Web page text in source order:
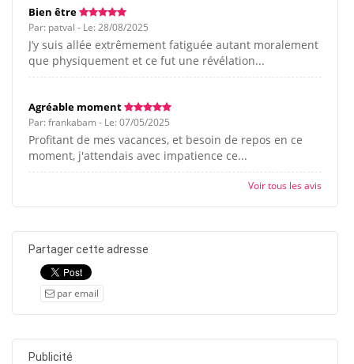
Bien être
Par: patval - Le: 28/08/2025
J’y suis allée extrêmement fatiguée autant moralement
que physiquement et ce fut une révélation...
Agréable moment
Par: frankabam - Le: 07/05/2025
Profitant de mes vacances, et besoin de repos en ce
moment, j'attendais avec impatience ce...
Voir tous les avis
Partager cette adresse
par email
Publicité